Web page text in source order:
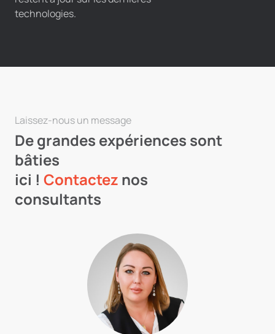
technologies.
Laissez-nous un message
De grandes expériences sont
bâties
ici ! Contactez nos
consultants